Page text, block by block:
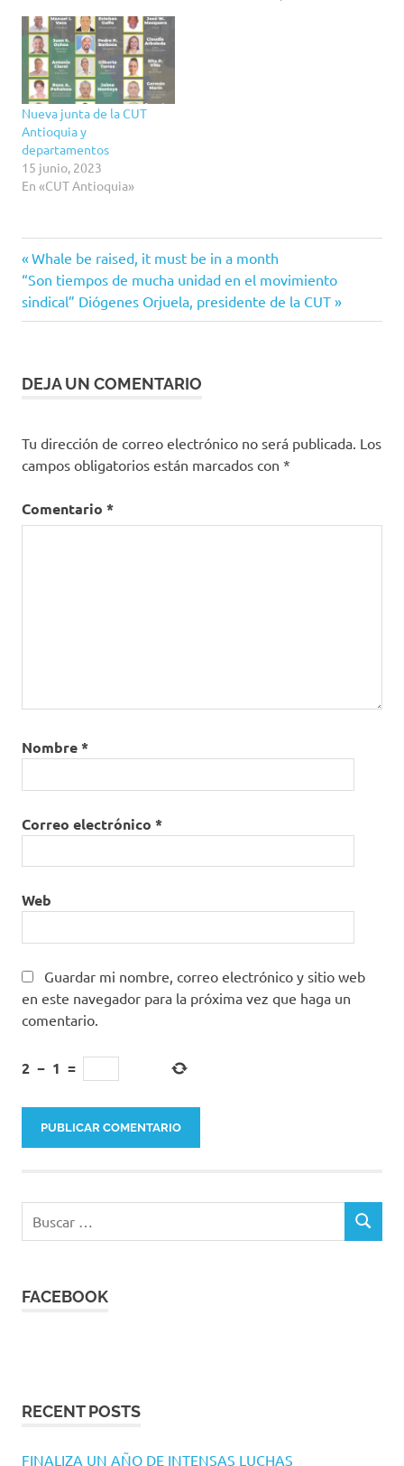
Nueva junta de la CUT
Antioquia y
departamentos
15 junio, 2023
En «CUT Antioquia»
Navegación
de
Entrada
anterior:
Whale be raised, it must be in a month
Siguiente
entrada:
“Son tiempos de mucha unidad en el movimiento
sindical” Diógenes Orjuela, presidente de la CUT
DEJA UN COMENTARIO
Tu dirección de correo electrónico no será publicada. Los
campos obligatorios están marcados con *
Comentario *
Nombre*
Correo electrónico *
Web
Guardar mi nombre, correo electrónico y sitio web
en este navegador para la próxima vez que haga un
comentario.
2 − 1 =
BUSCAR
FACEBOOK
RECENT POSTS
FINALIZA UN AÑO DE INTENSAS LUCHAS